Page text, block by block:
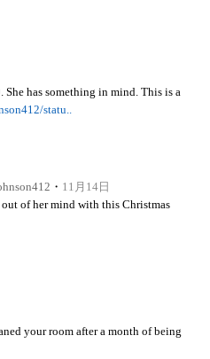
has something in mind. This is a
statu..
・ 11月14日
of her mind with this Christmas
your room after a month of being